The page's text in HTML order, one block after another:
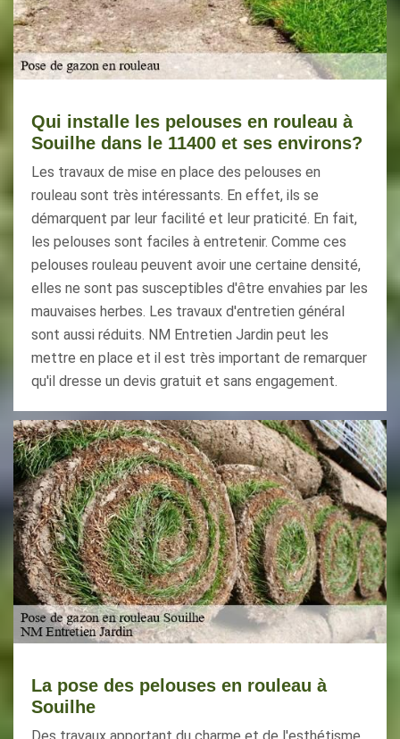
Qui installe les pelouses en rouleau à
Souilhe dans le 11400 et ses environs?
Les travaux de mise en place des pelouses en
rouleau sont très intéressants. En effet, ils se
démarquent par leur facilité et leur praticité. En fait,
les pelouses sont faciles à entretenir. Comme ces
pelouses rouleau peuvent avoir une certaine densité,
elles ne sont pas susceptibles d'être envahies par les
mauvaises herbes. Les travaux d'entretien général
sont aussi réduits. NM Entretien Jardin peut les
mettre en place et il est très important de remarquer
qu'il dresse un devis gratuit et sans engagement.
La pose des pelouses en rouleau à
Souilhe